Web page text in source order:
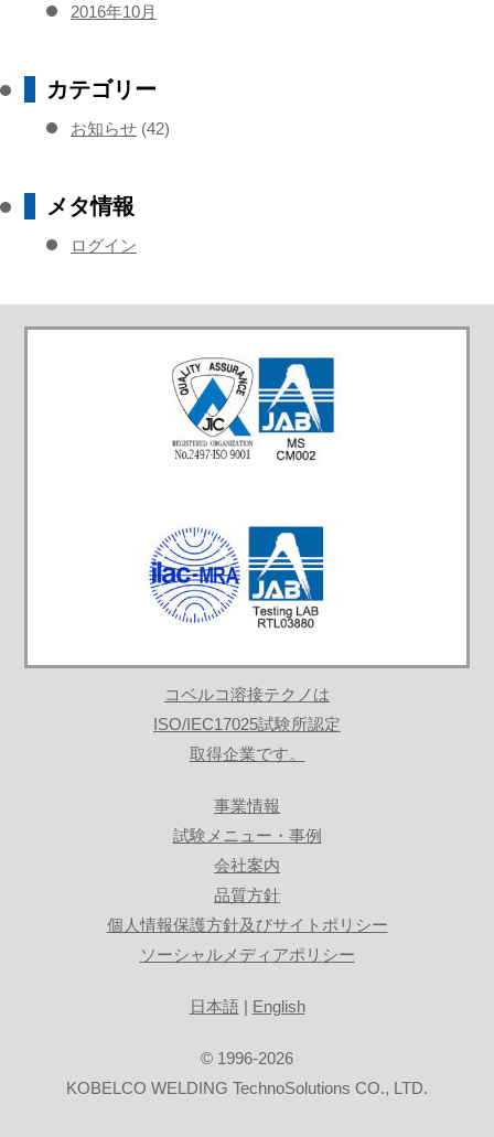
2016年10月
カテゴリー
お知らせ (42)
メタ情報
ログイン
コベルコ溶接テクノは
ISO/IEC17025試験所認定
取得企業です。
事業情報
試験メニュー・事例
会社案内
品質方針
個人情報保護方針及びサイトポリシー
ソーシャルメディアポリシー
日本語| English
© 1996-2026
KOBELCO WELDING TechnoSolutions CO., LTD.